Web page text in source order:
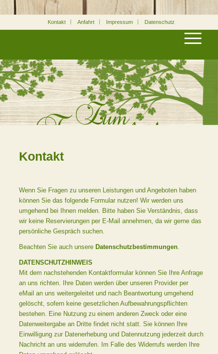
Kontakt Anfahrt Impressum Datenschutz
Kontakt
Wenn Sie Fragen zu unseren Leistungen und Angeboten haben
können Sie das folgende Formular nutzen! Wir werden uns
umgehend bei Ihnen melden. Bitte haben Sie Verständnis, dass
wir keine Reservierungen per E-Mail annehmen, da wir gerne das
persönliche Gespräch suchen.
Beachten Sie auch unsere Datenschutzbestimmungen.
DATENSCHUTZHINWEIS
Mit dem nachstehenden Kontaktformular können Sie Ihre Anfrage
an uns richten. Ihre Daten werden über unseren Provider per
eMail an uns weitergeleitet und nach Beantwortung umgehend
gelöscht, sofern keine gesetzlichen Aufbewahrungspflichten
bestehen. Eine Nutzung zu einem anderen Zweck oder eine
Datenweitergabe an Dritte findet nicht statt. Sie können Ihre
Einwilligung zur Datenerhebung und Datennutzung jederzeit durch
Nachricht an uns widerrufen. Im Falle des Widerrufs werden Ihre